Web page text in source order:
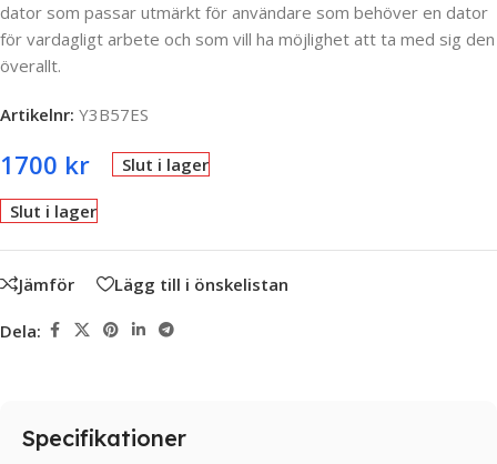
dator som passar utmärkt för användare som behöver en dator
för vardagligt arbete och som vill ha möjlighet att ta med sig den
överallt.
Artikelnr: Y3B57ES
1700 kr Slut i lager
Slut i lager
Jämför Lägg till i önskelistan
Dela:
Specifikationer